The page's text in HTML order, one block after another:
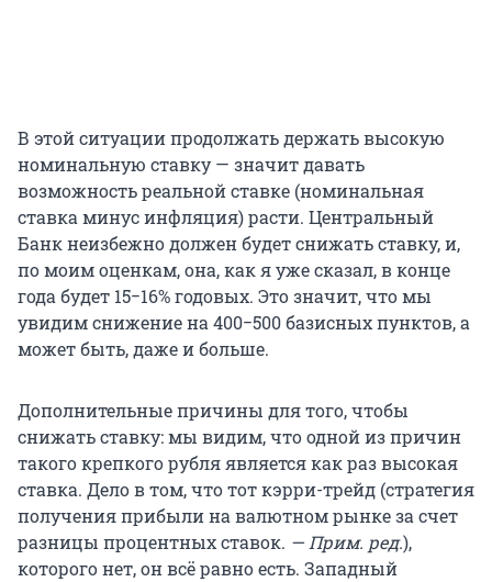
В этой ситуации продолжать держать высокую
номинальную ставку — значит давать
возможность реальной ставке (номинальная
ставка минус инфляция) расти. Центральный
Банк неизбежно должен будет снижать ставку, и,
по моим оценкам, она, как я уже сказал, в конце
года будет 15−16% годовых. Это значит, что мы
увидим снижение на 400−500 базисных пунктов, а
может быть, даже и больше.
Дополнительные причины для того, чтобы
снижать ставку: мы видим, что одной из причин
такого крепкого рубля является как раз высокая
ставка. Дело в том, что тот кэрри-трейд (стратегия
получения прибыли на валютном рынке за счет
разницы процентных ставок. — Прим. ред.),
которого нет, он всё равно есть. Западный